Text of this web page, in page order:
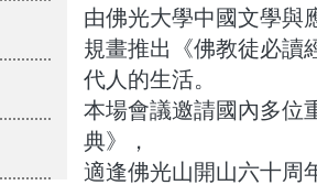
由佛光大學中國文學與
規畫推出《佛教徒必讀
代人的生活。
本場會議邀請國內多位
典》，
適逢佛光山開山六十周